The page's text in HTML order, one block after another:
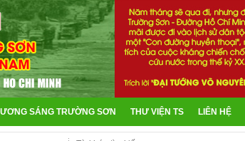
SÁNG TRƯỜNG SƠN THƯ VIỆN TS LIÊN HỆ